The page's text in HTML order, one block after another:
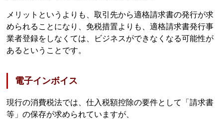
メリットというよりも、取引先から適格請求書の発行が求
められることになり、免税措置よりも、適格請求書発行事
業者登録をしなくては、ビジネスができなくなる可能性が
あるということです。
電子インボイス
現行の消費税法では、仕入税額控除の要件として「請求書
等」の保存が求められていますが、